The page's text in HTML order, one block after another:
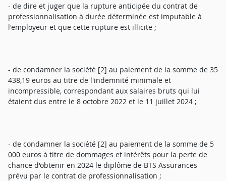
- de dire et juger que la rupture anticipée du contrat de
professionnalisation à durée déterminée est imputable à
l'employeur et que cette rupture est illicite ;
- de condamner la société [2] au paiement de la somme de 35
438,19 euros au titre de l'indemnité minimale et
incompressible, correspondant aux salaires bruts qui lui
étaient dus entre le 8 octobre 2022 et le 11 juillet 2024 ;
- de condamner la société [2] au paiement de la somme de 5
000 euros à titre de dommages et intérêts pour la perte de
chance d'obtenir en 2024 le diplôme de BTS Assurances
prévu par le contrat de professionnalisation ;